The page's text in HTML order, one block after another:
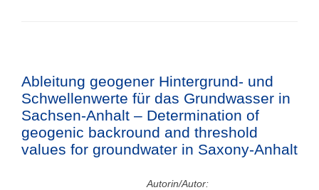
Ableitung geogener Hintergrund- und
Schwellenwerte für das Grundwasser in
Sachsen-Anhalt – Determination of
geogenic backround and threshold
values for groundwater in Saxony-Anhalt
Autorin/Autor: